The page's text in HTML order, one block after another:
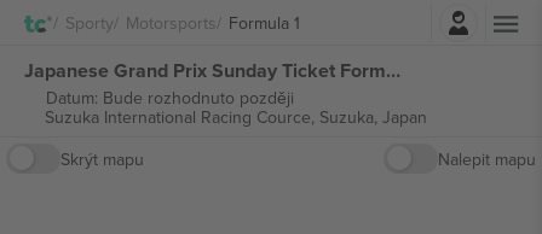
Sporty Motorsports Formula 1Přihlásit se
Japanese Grand Prix Sunday Ticket Formula 1 vstupenek
Datum: Bude rozhodnuto později
Suzuka International Racing Cource, Suzuka, Japan
Skrýt mapu
Nalepit mapu